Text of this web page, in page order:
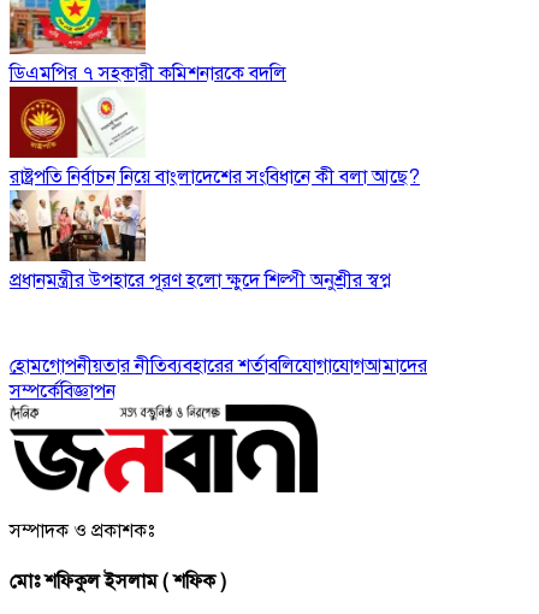
ডিএমপির ৭ সহকারী কমিশনারকে বদলি
রাষ্ট্রপতি নির্বাচন নিয়ে বাংলাদেশের সংবিধানে কী বলা আছে?
প্রধানমন্ত্রীর উপহারে পূরণ হলো ক্ষুদে শিল্পী অনুশ্রীর স্বপ্ন
হোমগোপনীয়তার নীতিব্যবহারের শর্তাবলিযোগাযোগআমাদের
সম্পর্কেবিজ্ঞাপন
সম্পাদক ও প্রকাশকঃ
মোঃ শফিকুল ইসলাম ( শফিক )